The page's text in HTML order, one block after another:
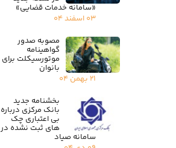
«سامانه خدمات قضایی»
۰۳ اسفند ۰۴
مصوبه صدور
گواهینامه
موتورسیکلت برای
بانوان
۲۱ بهمن ۰۴
بخشنامه جدید
بانک مرکزی درباره
بی اعتباری چک
های ثبت نشده در
سامانه صیاد